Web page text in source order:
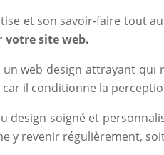
et son savoir-faire tout
votre site web.
web design attrayant qui
car il conditionne la
design soigné et
y revenir régulièrement,